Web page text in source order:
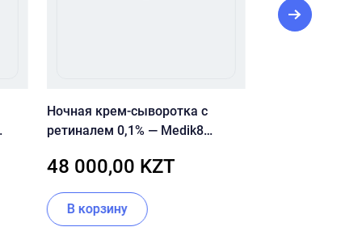
Ночная крем-сыворотка с
ретиналем 0,1% — Medik8
48 000,00 KZT
В корзину